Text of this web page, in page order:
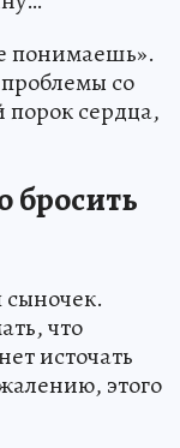
понимаешь».
со
сердца,
бросить
сыночек.
что
источать
этого